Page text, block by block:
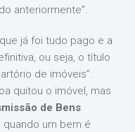
anteriormente”.
já foi tudo pago e a
ou seja, o título
de imóveis”.
quitou o imóvel, mas
de Bens
um bem é